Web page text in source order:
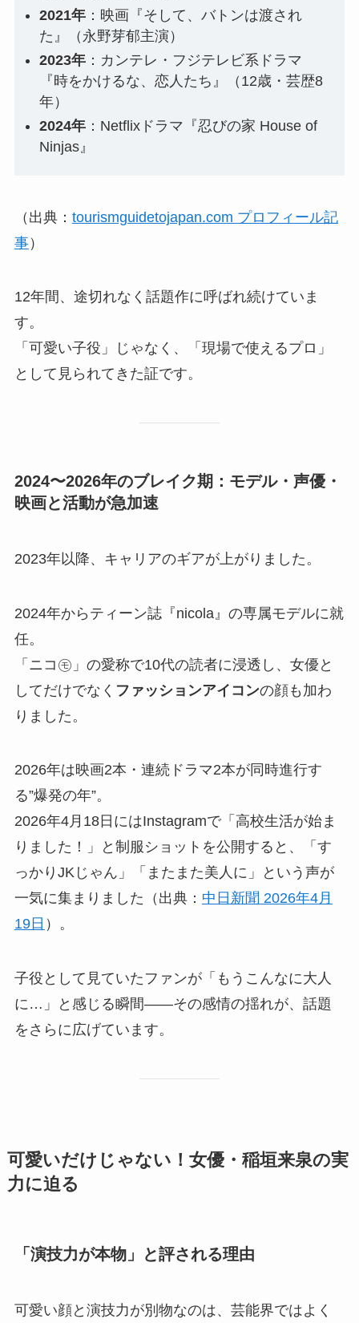
2021年 ：映画『そして、バトンは渡され
た』（永野芽郁主演）
2023年 ：カンテレ・フジテレビ系ドラマ
『時をかけるな、恋人たち』（12歳・芸歴8
年）
2024年 ：Netflixドラマ『忍びの家 House of
Ninjas』
（出典： tourismguidetojapan.com プロフィール記
事）
12年間、途切れなく話題作に呼ばれ続けていま
す。
「可愛い子役」じゃなく、「現場で使えるプロ」
として見られてきた証です。
2024〜2026年のブレイク期：モデル・声優・
映画と活動が急加速
2023年以降、キャリアのギアが上がりました。
2024年からティーン誌『nicola』の専属モデルに就
任。
「ニコ㋲」の愛称で10代の読者に浸透し、女優と
してだけでなく ファッションアイコンの顔も加わ
りました。
2026年は映画2本・連続ドラマ2本が同時進行す
る”爆発の年”。
2026年4月18日にはInstagramで「高校生活が始ま
りました！」と制服ショットを公開すると、「す
っかりJKじゃん」「またまた美人に」という声が
一気に集まりました（出典： 中日新聞 2026年4月
19日 ）。
子役として見ていたファンが「もうこんなに大人
に…」と感じる瞬間——その感情の揺れが、話題
をさらに広げています。
可愛いだけじゃない！女優・稲垣来泉の実
力に迫る
「演技力が本物」と評される理由
可愛い顔と演技力が別物なのは、芸能界ではよく